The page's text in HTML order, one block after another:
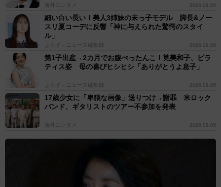
海外エンタメ 2026.08.05
細い白い長い！美人3姉妹の末っ子モデル 脚長&ノー
スリ夏コーデに反響「神に与えられた驚愕のスタイ
ル」
よろず～ニュース編集部 2026.08.05
第1子出産→2カ月でお腹ぺったんこ！筧美和子、ピラ
ティス姿 母の喜びヒシヒシ「ありがとうよ息子」
よろず～ニュース編集部 2026.08.05
17歳少女に「卑猥な画像」送りつけ→謝罪 米ロック
バンド、ギタリストのツアー不参加を発表
海外エンタメ 2026.08.05